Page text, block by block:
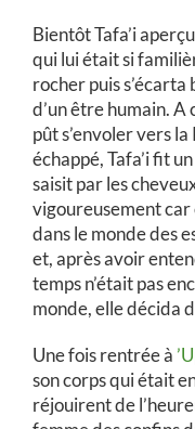
Bientôt Tafa’i
qui lui était si
rocher puis
d’un être humain. A
pût s’envoler vers
échappé, Tafa’i fit
saisit par les
vigoureusement car
dans le monde des
et, après avoir
temps n’était pas
monde, elle décida
Une fois rentrée à
son corps qui était
réjouirent de